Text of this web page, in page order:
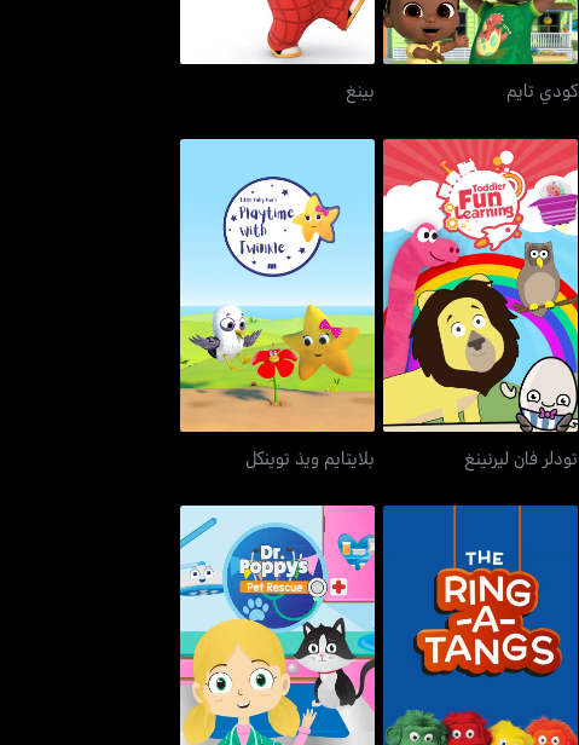
كودي تايم بينغ
تودلر فان ليرنينغ
تودلر فان ليرنينغ
بلايتايم ويذ توينكل
بلايتايم ويذ توينكل
ذا رينغ-ايه-تانغس دكتور. بوبي